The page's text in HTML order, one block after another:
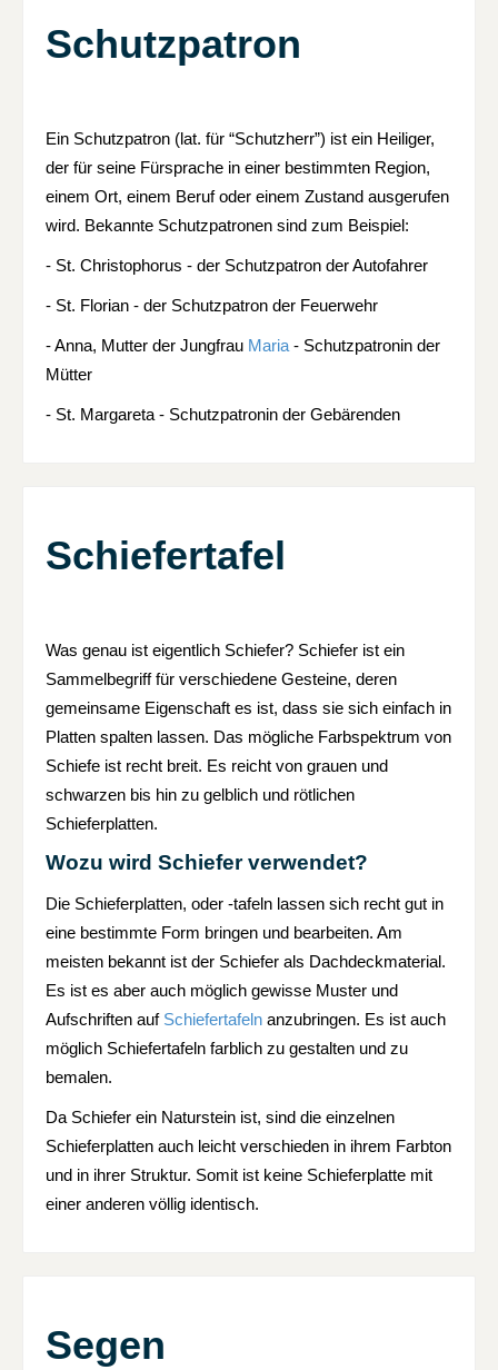
Schutzpatron
Ein Schutzpatron (lat. für “Schutzherr”) ist ein Heiliger,
der für seine Fürsprache in einer bestimmten Region,
einem Ort, einem Beruf oder einem Zustand ausgerufen
wird. Bekannte Schutzpatronen sind zum Beispiel:
- St. Christophorus - der Schutzpatron der Autofahrer
- St. Florian - der Schutzpatron der Feuerwehr
- Anna, Mutter der Jungfrau Maria - Schutzpatronin der
Mütter
- St. Margareta - Schutzpatronin der Gebärenden
Schiefertafel
Was genau ist eigentlich Schiefer? Schiefer ist ein
Sammelbegriff für verschiedene Gesteine, deren
gemeinsame Eigenschaft es ist, dass sie sich einfach in
Platten spalten lassen. Das mögliche Farbspektrum von
Schiefe ist recht breit. Es reicht von grauen und
schwarzen bis hin zu gelblich und rötlichen
Schieferplatten.
Wozu wird Schiefer verwendet?
Die Schieferplatten, oder -tafeln lassen sich recht gut in
eine bestimmte Form bringen und bearbeiten. Am
meisten bekannt ist der Schiefer als Dachdeckmaterial.
Es ist es aber auch möglich gewisse Muster und
Aufschriften auf Schiefertafeln anzubringen. Es ist auch
möglich Schiefertafeln farblich zu gestalten und zu
bemalen.
Da Schiefer ein Naturstein ist, sind die einzelnen
Schieferplatten auch leicht verschieden in ihrem Farbton
und in ihrer Struktur. Somit ist keine Schieferplatte mit
einer anderen völlig identisch.
Segen